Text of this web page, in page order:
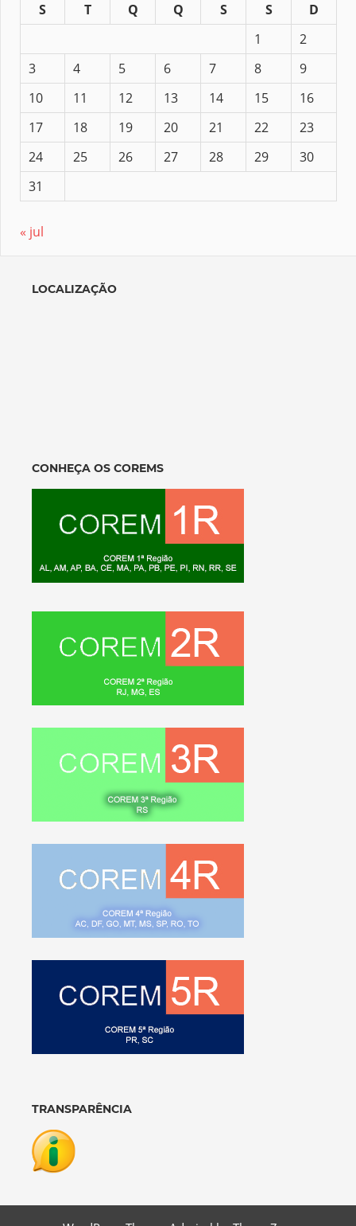
S
T Q Q S S
D
1
2
3
4 5 6 7 8
9
10
11 12 13 14 15
16
17
18 19 20 21 22
23
24
25 26 27 28 29
30
31
« jul
LOCALIZAÇÃO
CONHEÇA OS COREMS
TRANSPARÊNCIA